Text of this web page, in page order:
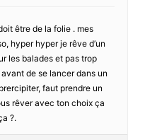
être de la folie . mes
hyper hyper je rêve d’un
les balades et pas trop
de se lancer dans un
faut prendre un
rêver avec ton choix ça
?.